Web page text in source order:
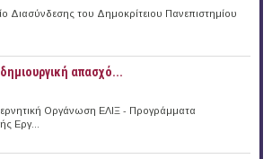
Διασύνδεσης του Δημοκρίτειου Πανεπιστημίου
απασχό...
Οργάνωση ΕΛΙΞ - Προγράμματα
Εργ...